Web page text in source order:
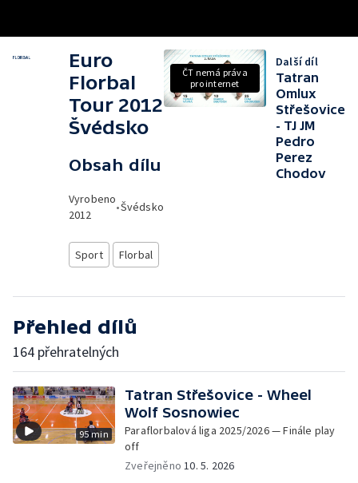
Euro
Florbal
Tour 2012
Švédsko
Obsah dílu
Vyrobeno
2012
•Švédsko
Sport Florbal
ČT nemá práva
pro internet
Další díl
Tatran
Omlux
Střešovice
- TJ JM
Pedro
Perez
Chodov
Přehled dílů
164 přehratelných
95 min
Tatran Střešovice - Wheel
Wolf Sosnowiec
Paraflorbalová liga 2025/2026 — Finále play
off
Zveřejněno10. 5. 2026